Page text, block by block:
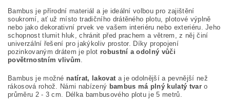
Bambus je přírodní materiál a je ideální volbou pro zajištění
soukromí, ať už místo tradičního drátěného plotu, plotové výplně
nebo jako dekorativní prvek ve vašem interiéru nebo exteriéru. Jeho
schopnost tlumit hluk, chránit před prachem a větrem, z něj činí
univerzální řešení pro jakýkoliv prostor. Díky propojení
pozinkovaným drátem je plot robustní a odolný vůči
povětrnostním vlivům.
Bambus je možné natírat, lakovata je odolnější a pevnější než
rákosová rohož. Námi nabízený bambus má plný kulatý tvaro
průměru 2 - 3 cm. Délka bambusového plotu je 5 metrů.